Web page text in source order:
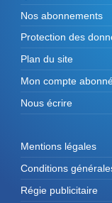
Nos abonnements
Protection des
Plan du site
Mon compte
Nous écrire
Mentions légales
Conditions
Régie publicitaire